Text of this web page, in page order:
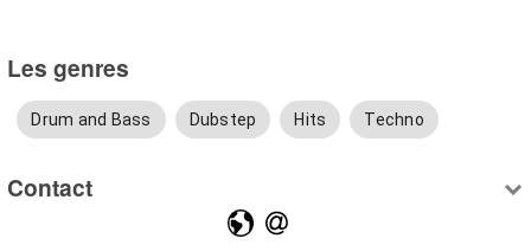
Les genres
Drum and Bass Dubstep Hits Techno
Contact